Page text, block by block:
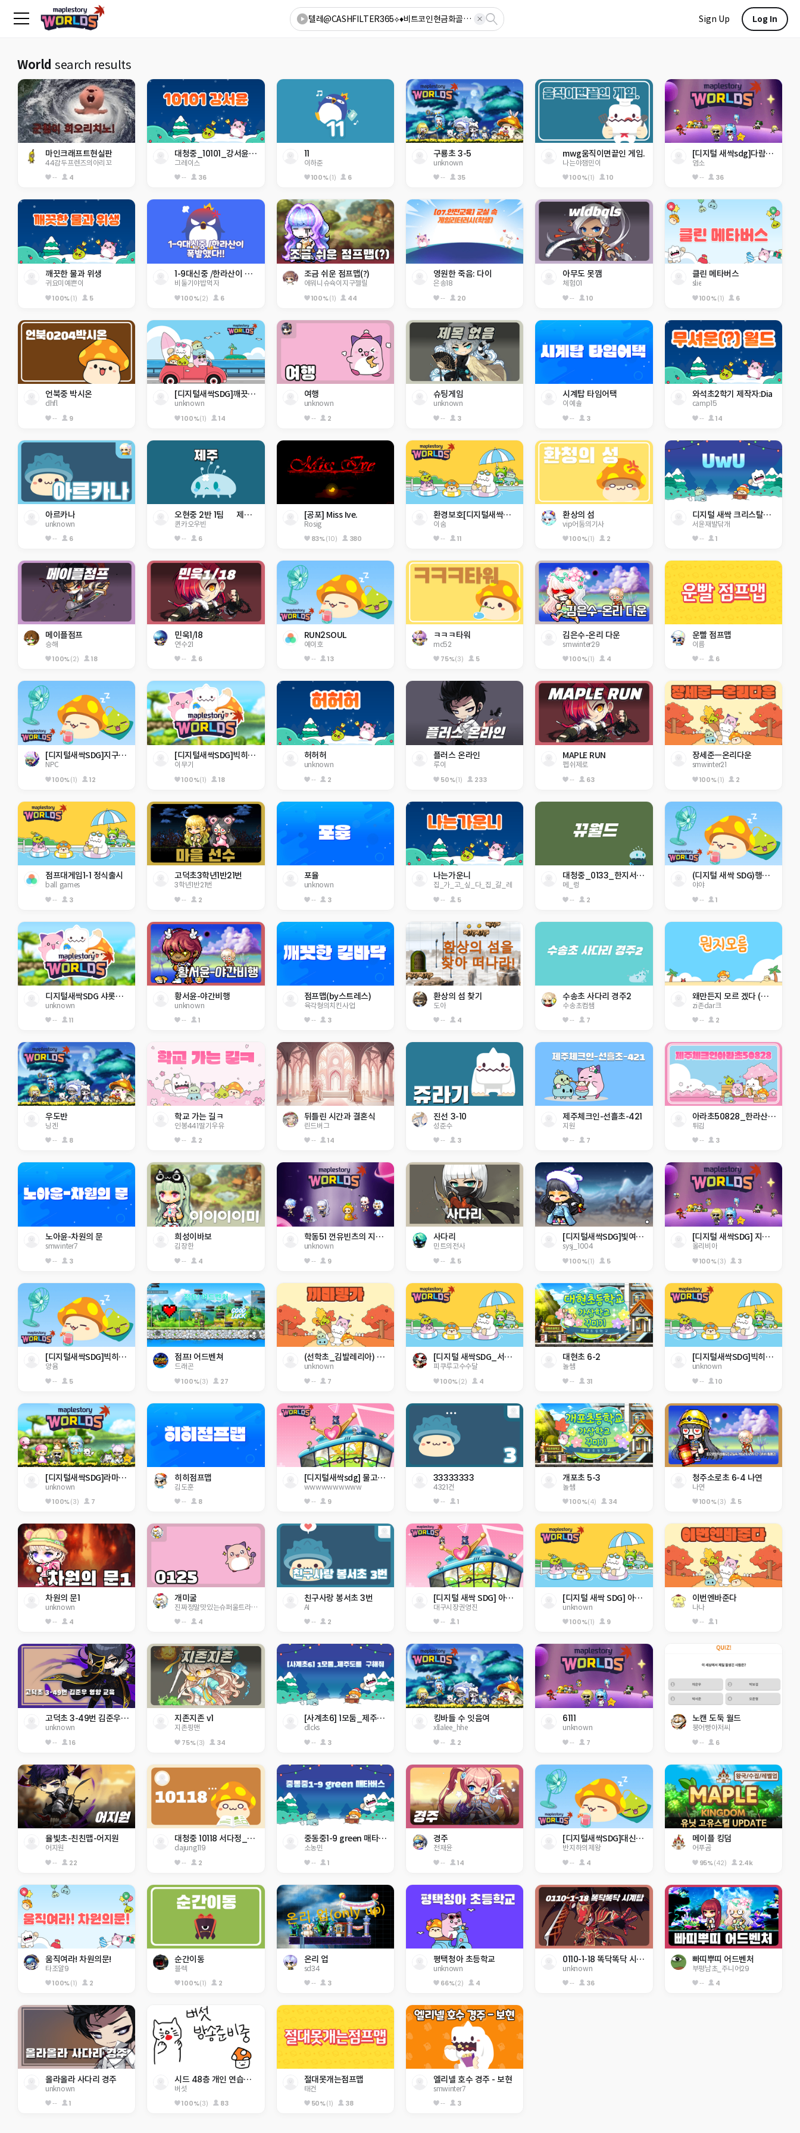
Sign Up Log In
World search results
마인크래프트현실판
44감두프렌즈의아리꼬
-- 4
대청중_10101_강서윤_Grace
그레이스
-- 36
11
이하준
100%(1) 6
구룡초 3-5
unknown
-- 35
mwg움직이면끝인 게임.
나는야잼민이
100%(1) 10
[디지털 새싹sdg]다람이와 크림이월드
염소
-- 36
깨끗한 물과 위생
귀요미예쁜이
100%(1) 5
1-9대신중 /한라산이 폭발했다!!
비둘기야밥먹자
100%(2) 6
조금 쉬운 점프맵(?)
에워니슈슉이지구젤릴
100%(1) 44
영원한 죽음: 다이
은송18
-- 20
아무도 못깸
체험01
-- 10
클린 메타버스
slie
100%(1) 6
언북중 박시온
dhfl
-- 9
[디지털새싹SDG]깨끗한 물과 위생
unknown
100%(1) 14
여행
unknown
-- 2
슈팅게임
unknown
-- 3
시계탑 타임어택
이예솔
-- 3
와석초2학기 제작자:Dia
camp15
-- 14
아르카나
unknown
-- 6
오현중 2반 1팀      제주 정복
퀸카오우빈
-- 6
[공포] Miss Ive.
Rosig
83%(10) 380
환경보호[디지털새싹동홍52]
이숨
-- 11
환상의 섬
vip어둠의기사
100%(1) 2
디지털 새싹 크리스탈왕국 행복초 5-8 응애~~
서윤재발닦개
-- 1
메이플점프
승해
100%(2) 18
민욱1/18
연수21
-- 6
RUN2SOUL
예이호
-- 13
ㅋㅋㅋ타워
mc52
75%(3) 5
김은수-온리 다운
smwinter29
100%(1) 4
운빨 점프맵
이름
-- 6
[디지털새싹SDG]지구_행현초5-2
NPC
100%(1) 12
[디지털새싹SDG]빅히어로즈_제주한라대_310호_미래에서 온 점프맵
이무기
100%(1) 18
허허허
unknown
-- 2
플러스 온라인
루이
50%(1) 233
MAPLE RUN
펩쉬제로
-- 63
장세준ㅡ온리다운
smwinter21
100%(1) 2
점프대게임1-1 정식출시
ball games
-- 3
고덕초3학년1반21번
3학년1반21번
-- 2
포율
unknown
-- 3
나는가운니
집_가_고_싶_다_집_갈_레
-- 5
대청중_0133_한지서_메타버스 점프맵
메_렁
-- 2
(디지털 새싹 SDG)행현초 5-3 야야 -생태계 보호-
야야
-- 1
디지털새싹SDG 샤롯데6기 지구 구하기
unknown
-- 11
황서윤-야간비행
unknown
-- 1
점프맵(by스트레스)
육각형의치킨사업
-- 3
환상의 섬 찾기
도아
-- 4
수송초 사다리 경주2
수송초컴쌤
-- 7
왜만든지 모르 겠다 (둔전초)
zi존dar크
-- 2
우도반
닝겐
-- 8
학교 가는 길ㅋ
인봉441딸기우유
-- 2
뒤틀린 시간과 결혼식
린드버그
-- 14
진선 3-10
성준수
-- 3
제주체크인-선흘초-421
지원
-- 7
아라초50828_한라산 정복하자
튀김
-- 3
노아윤-차원의 문
smwinter7
-- 3
희성이바보
김장한
-- 4
학동51 껀유빈츠의 지옥세상
unknown
-- 9
사다리
민트의전사
-- 5
[디지털새싹SDG]빛여울초등학교 sysj_1004
sysj_1004
100%(1) 5
[디지털 새싹SDG] 지구 구하기
올리비아
100%(3) 3
[디지털새싹SDG]빅히어로즈 동홍초 미래
양윰
-- 5
점프! 어드벤쳐
드래곤
100%(3) 27
(선학초_김발레리아) 재밌는 세계 여행 체험
unknown
-- 7
[디지털 새싹SDG_서귀포 초등 4기]히든 서귀포 아무도 못깨는 점프맵
피쿠루고수수달
100%(2) 4
대현초 6-2
놀쌤
-- 31
[디지털새싹SDG]빅히어로0217 한라대 재미있는 게임맵  . ..을 깰수있을거라 생각하나
unknown
-- 10
[디지털새싹SDG]라마다초등3기
unknown
100%(3) 7
히히점프맵
김도훈
-- 8
[디지털새싹sdg] 물고기를 지켜주새오 ㅎㅎ
wwwwwwwwww
-- 9
33333333
4321건
-- 1
개포초 5-3
놀쌤
100%(4) 34
청주소로초 6-4 나연
나연
100%(3) 5
차원의 문1
unknown
-- 4
개미굴
진짜정말맛있는슈퍼울트라뿌링클치
-- 4
친구사랑 봉서초 3번
AI
-- 2
[디지털 새싹 SDG] 아산중 2-6 지구 구하기
대구시장권영진
-- 1
[디지털 새싹 SDG] 아산중 2-6
unknown
100%(1) 9
이번엔바준다
나나
-- 1
고덕초 3-49번 김준우 영양 교육
unknown
-- 16
지존지존 v1
지존핑맨
75%(3) 34
[사계초6] 1모둠_제주도를  구해줘
dlcks
-- 3
킹바들 수 잇음여
xllalee_hhe
-- 2
6111
unknown
-- 7
노캔 도둑 월드
붕어빵아저씨
-- 6
율빛초-친친맵-어지원
어지원
-- 22
대청중 10118 서다정_와다다다닥 모험!
dajung119
-- 2
중동중1-9 green 매타버스
소농민
-- 1
경주
전재윤
-- 14
[디지털새싹SDG]대신중오반 STG
반지하의제왕
-- 4
메이플 킹덤
어푸곰
95%(42) 2.4k
움직여라! 차원의문!
타조알9
100%(1) 2
순간이동
블렉
100%(1) 2
온리 업
sd34
-- 3
평택청아 초등학교
unknown
66%(2) 4
0110-1-18 똑닥똑닥 시계탑
unknown
-- 36
빠띠뿌띠 어드벤처
부평남초_주니어29
-- 4
올라올라 사다리 경주
unknown
-- 1
시드 48층 개인 연습용 2,3층 텔포O
버섯
100%(3) 83
절대못개는점프맵
태건
50%(1) 38
엘리넬 호수 경주 - 보현
smwinter7
-- 3